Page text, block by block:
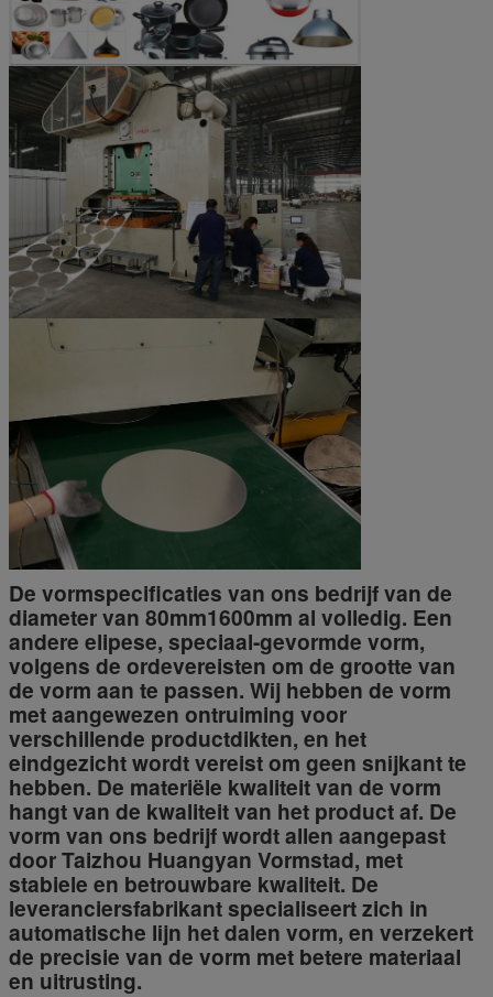
De vormspecificaties van ons bedrijf van de
diameter van 80mm1600mm al volledig. Een
andere elipese, speciaal-gevormde vorm,
volgens de ordevereisten om de grootte van
de vorm aan te passen. Wij hebben de vorm
met aangewezen ontruiming voor
verschillende productdikten, en het
eindgezicht wordt vereist om geen snijkant te
hebben. De materiële kwaliteit van de vorm
hangt van de kwaliteit van het product af. De
vorm van ons bedrijf wordt allen aangepast
door Taizhou Huangyan Vormstad, met
stabiele en betrouwbare kwaliteit. De
leveranciersfabrikant specialiseert zich in
automatische lijn het dalen vorm, en verzekert
de precisie van de vorm met betere materiaal
en uitrusting.